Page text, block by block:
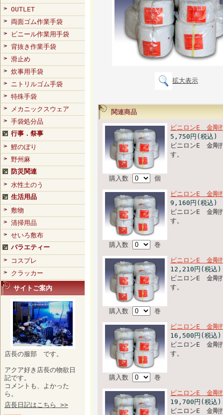
OUTLET
両面ゴム作業手袋
ビニール作業用手袋
背抜き作業手袋
滑止め
炊事用手袋
ニトリルゴム手袋
特殊手袋
メカニックスウェア
手袋処分品
行事．祭事
鯉のぼり
野州麻
防災関連
水性土のう
生活用品
敷物
清掃用品
せいろ敷布
バラエティー
コスプレ
クラッカー
サイトご案内
店長の服部 です。
アクア好き店長の物欲日
記です。
コメントも、よかった
ら。
店長日記はこちら >>
拡大表示
関連商品
購入数 個
ビニロンE 金
5,750円(税込)
ビニロンE 金剛
す。
購入数 巻
ビニロンE 金
9,160円(税込)
ビニロンE 金剛
す。
購入数 巻
ビニロンE 金
12,210円(税込)
ビニロンE 金剛
す。
購入数 巻
ビニロンE 金
16,500円(税込)
ビニロンE 金剛
す。
ビニロンE 金
19,700円(税込)
ビニロンE 金剛